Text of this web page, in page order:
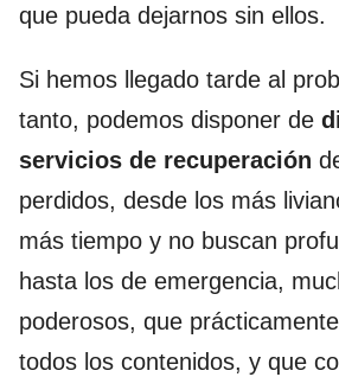
que pueda dejarnos sin ellos.
Si hemos llegado tarde al
tanto, podemos disponer de
servicios de recuperación
perdidos, desde los más
más tiempo y no buscan
hasta los de emergencia,
poderosos, que
todos los contenidos, y que